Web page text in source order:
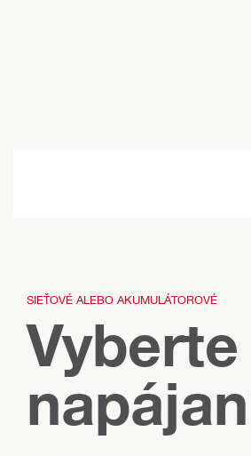
SIEŤOVÉ ALEBO AKUMULÁTOROVÉ